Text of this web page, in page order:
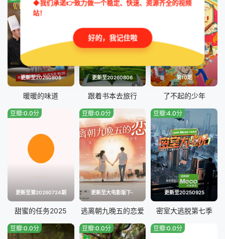
更新至20260805
暖暖的味道
更新至20260806
跟着书本去旅行
第10期
了不起的少年
更新至第20260724期
豆瓣:0.0分
甜蜜的任务2025
更新至大电影版下-
豆瓣:0.0分
逃离朝九晚五的恋爱
更新至20250925
豆瓣:4.0分
密室大逃脱第七季
豆瓣:0.0分 豆瓣:0.0分 豆瓣:0.0分
◆我们承诺👉致力做一个稳定、快速、资源齐全的视频
站！
好的，我记住啦